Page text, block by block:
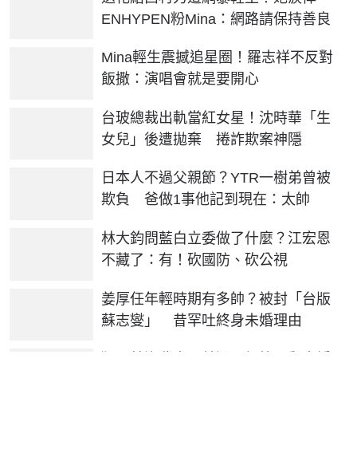
ENHYPEN粉Mina：網路請保持善良
Mina輕生震撼追星圈！羅志祥不反對
飯撒：演唱會就是要開心
台玻總裁出軌當紅女星！沈時華「生
女兒」後遭拋棄 捲詐欺案神隱
日本人不過父親節？YTR一樹弟曾被
欺負 爸做1事他記到現在：太帥
林大鈞問藍白立委做了什麼？江宏恩
不藏了：有！砍國防、砍公視
姜厚任年輕時期有多帥？被封「台版
蘇志燮」 昔罕吐終身未婚理由